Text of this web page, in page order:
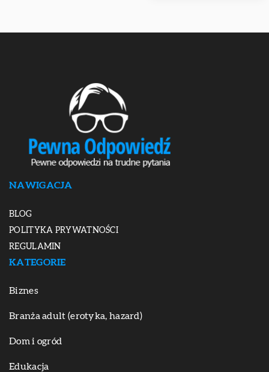
NAWIGACJA
BLOG
POLITYKA PRYWATNOŚCI
REGULAMIN
KATEGORIE
Biznes
Branża adult (erotyka, hazard)
Dom i ogród
Edukacja